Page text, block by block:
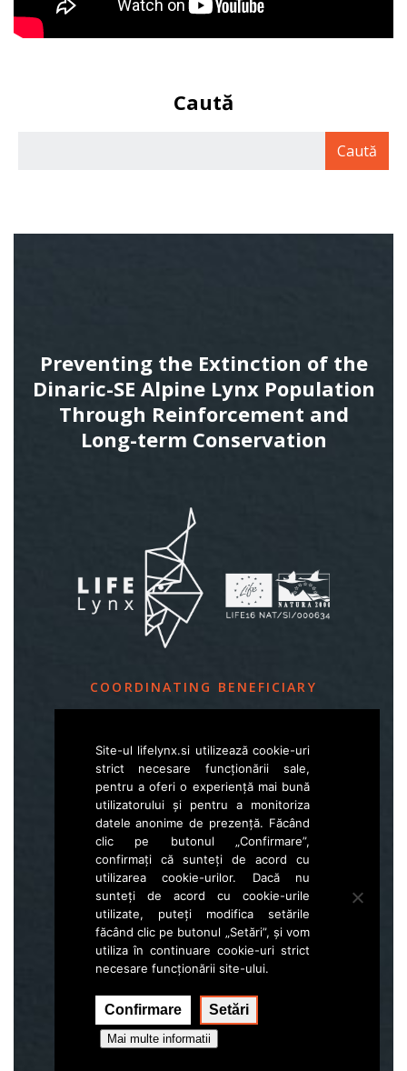
Caută
Preventing the Extinction of the
Dinaric-SE Alpine Lynx Population
Through Reinforcement and
Long-term Conservation
COORDINATING BENEFICIARY
Slovenia Forest Service
Večna pot 2, SI – 1000 Ljubljana
Elife.lynx.eu@gmail.com
Wwww.zgs.si
Sitemap
Execution:Hal interactive
Site-ul lifelynx.si utilizează cookie-uri
strict necesare funcționării sale,
pentru a oferi o experiență mai bună
utilizatorului și pentru a monitoriza
datele anonime de prezență. Făcând
clic pe butonul „Confirmare”,
confirmați că sunteți de acord cu
utilizarea cookie-urilor. Dacă nu
sunteți de acord cu cookie-urile
utilizate, puteți modifica setările
făcând clic pe butonul „Setări”, și vom
utiliza în continuare cookie-uri strict
necesare funcționării site-ului.
Confirmare Setări
Mai multe informatii